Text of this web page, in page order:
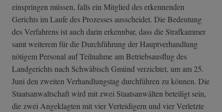
einspringen müssen, falls ein Mitglied des erkennenden
Gerichts im Laufe des Prozesses ausscheidet. Die Bedeutung
des Verfahrens ist auch darin erkennbar, dass die Strafkammer
samt weiterem für die Durchführung der Hauptverhandlung
nötigem Personal auf Teilnahme am Betriebsausflug des
Landgerichts nach Schwäbisch Gmünd verzichtet, um am 25.
Juni den zweiten Verhandlungstag durchführen zu können. Die
Staatsanwaltschaft wird mit zwei Staatsanwälten beteiligt sein,
die zwei Angeklagten mit vier Verteidigern und vier Verletzte